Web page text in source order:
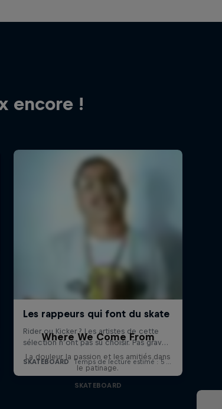
encore !
Where We Come From
La douleur, la passion et les amitiés dans
le patinage.
SKATEBOARD